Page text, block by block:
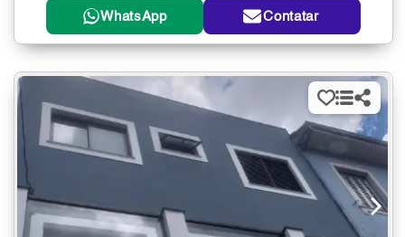
WhatsApp Contatar